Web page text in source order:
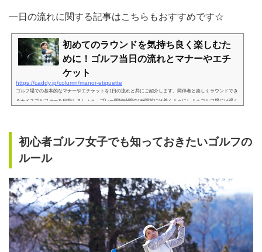
一日の流れに関する記事はこちらもおすすめです☆
初めてのラウンドを気持ち良く楽しむた
めに！ゴルフ当日の流れとマナーやエチ
ケット
https://caddy.jp/column/manor-etiquette
ゴルフ場での基本的なマナーやエチケットを1日の流れと共にご紹介します。同伴者と楽しくラウンドでき
るナイスゴルファーを目指しましょう。プレー開始時間の1時間前には着くようにしようゴルフ場には遅く
ーンでのパッティング練習が…
初心者ゴルフ女子でも知っておきたいゴルフの
ルール